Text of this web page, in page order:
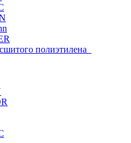
полиэтилена